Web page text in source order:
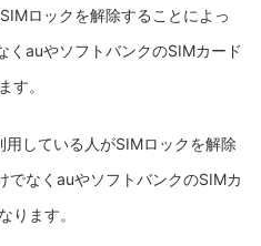
ロックを解除することによっ
くauやソフトバンクのSIMカード
す。
している人がSIMロックを解除
でなくauやソフトバンクのSIMカ
ります。